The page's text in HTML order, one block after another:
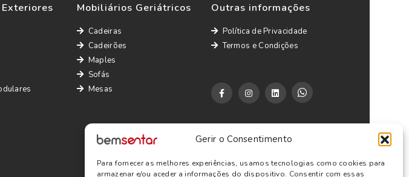
Gerir o Consentimento
Para fornecer as melhores experiências, usamos tecnologias como cookies para
armazenar e/ou aceder a informações do dispositivo. Consentir com essas
Mobiliários Geriátricos
Cadeiras
Cadeirões
Maples
Sofás
Mesas
Outras informações
Política de Privacidade
Termos e Condições